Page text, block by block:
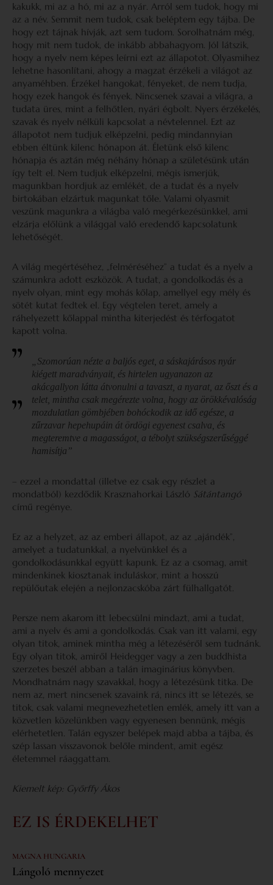
kakukk, mi az a hó, mi az a nyár. Arról sem tudok, hogy mi
az a név. Semmit nem tudok, csak beléptem egy tájba. De
hogy ezt tájnak hívják, azt sem tudom. Sorolhatnám még,
hogy mit nem tudok, de inkább abbahagyom. Jól látszik,
hogy a nyelv nem képes leírni ezt az állapotot. Olyasmihez
lehetne hasonlítani, ahogy a magzat érzékeli a világot az
anyaméhben. Érzékel hangokat, fényeket, de nem tudja,
hogy ezek hangok és fények. Nincsenek szavai a világra, a
tudata üres, mint a felhőtlen, nyári égbolt. Nyers érzékelés,
szavak és nyelv nélküli kapcsolat a névtelennel. Ezt az
állapotot nem tudjuk elképzelni, pedig mindannyian
ebben éltünk kilenc hónapon át. Életünk első kilenc
hónapja és aztán még néhány hónap a születésünk után
így telt el. Nem tudjuk elképzelni, mégis ismerjük,
magunkban hordjuk az emlékét, de a tudat és a nyelv
birtokában elzártuk magunkat tőle. Valami olyasmit
veszünk magunkra a világba való megérkezésünkkel, ami
elzárja előlünk a világgal való eredendő kapcsolatunk
lehetőségét.
A világ megértéséhez, „felméréséhez” a tudat és a nyelv a
számunkra adott eszközök. A tudat, a gondolkodás és a
nyelv olyan, mint egy mohás kőlap, amellyel egy mély és
sötét kutat fedtek el. Egy végtelen teret, amely a
ráhelyezett kőlappal mintha kiterjedést és térfogatot
kapott volna.
„Szomorúan nézte a baljós eget, a sáskajárásos nyár
kiégett maradványait, és hirtelen ugyanazon az
akácgallyon látta átvonulni a tavaszt, a nyarat, az őszt és a
telet, mintha csak megérezte volna, hogy az örökkévalóság
mozdulatlan gömbjében bohóckodik az idő egésze, a
zűrzavar hepehupáin át ördögi egyenest csalva, és
megteremtve a magasságot, a tébolyt szükségszerűséggé
hamisítja”
– ezzel a mondattal (illetve ez csak egy részlet a
mondatból) kezdődik Krasznahorkai László Sátántangó
című regénye.
Ez az a helyzet, az az emberi állapot, az az „ajándék”,
amelyet a tudatunkkal, a nyelvünkkel és a
gondolkodásunkkal együtt kapunk. Ez az a csomag, amit
mindenkinek kiosztanak induláskor, mint a hosszú
repülőutak elején a nejlonzacskóba zárt fülhallgatót.
Persze nem akarom itt lebecsülni mindazt, ami a tudat,
ami a nyelv és ami a gondolkodás. Csak van itt valami, egy
olyan titok, aminek mintha még a létezéséről sem tudnánk.
Egy olyan titok, amiről Heidegger vagy a zen buddhista
szerzetes beszél abban a talán imaginárius könyvben.
Mondhatnám nagy szavakkal, hogy a létezésünk titka. De
nem az, mert nincsenek szavaink rá, nincs itt se létezés, se
titok, csak valami megnevezhetetlen emlék, amely itt van a
közvetlen közelünkben vagy egyenesen bennünk, mégis
elérhetetlen. Talán egyszer belépek majd abba a tájba, és
szép lassan visszavonok belőle mindent, amit egész
életemmel ráaggattam.
Kiemelt kép: Győrffy Ákos
EZ IS ÉRDEKELHET
MAGNA HUNGARIA
Lángoló mennyezet